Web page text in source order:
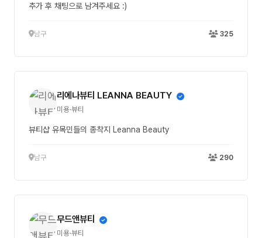
추가 후 채팅으로 남겨주세요 :)
남구 325
리에나뷰티 LEANNA BEAUTY
미용·뷰티
뷰티샵 유목민들의 종착지 Leanna Beauty
남구 290
무드앤뷰티
미용·뷰티